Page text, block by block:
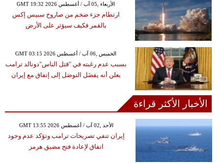
GMT 19:32 2026 الأربعاء ,05 آب / أغسطس
ارتطام جزء ضخم من صاروخ سبيس إكس
بالقمر فكيف سيؤثر على الأرض
GMT 03:15 2026 الخميس ,06 آب / أغسطس
بسبب عدم رغبته في "قتل الناس"دونالد ترامب
يعلن أنه يفضَل التوصَل إلى إتفاق مع إيران
الأخبار الأكثر قراءة
GMT 13:55 2026 الأحد ,02 آب / أغسطس
إيران تنفي تصريحات ترامب وتؤكد عدم وجود
اتفاق لإعادة فتح مضيق هرمز